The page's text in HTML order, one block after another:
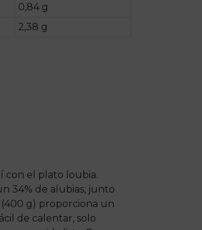
0,84 g
2,38 g
con el plato loubia.
34% de alubias, junto
(400 g) proporciona un
de calentar, solo